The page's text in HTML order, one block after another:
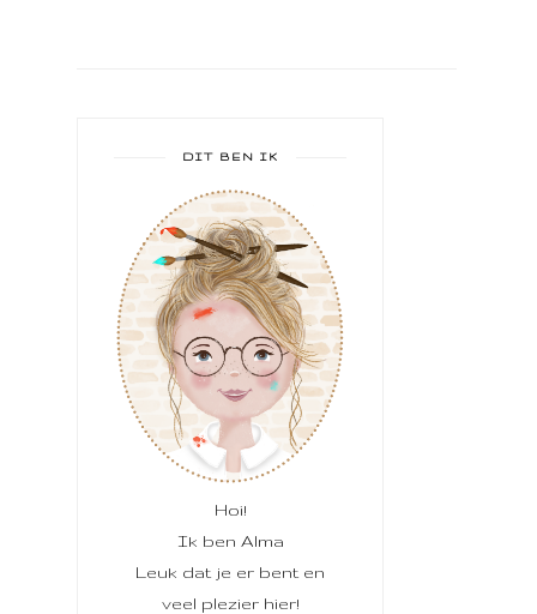
DIT BEN IK
Hoi!
Ik ben Alma
Leuk dat je er bent en
veel plezier hier!